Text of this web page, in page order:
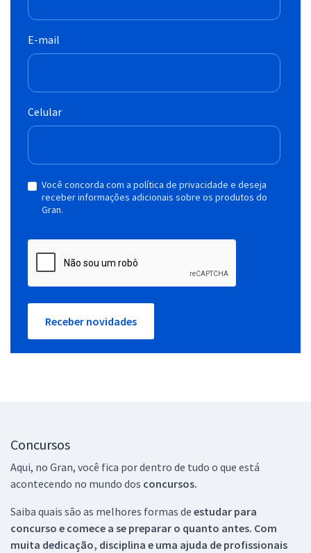
E-mail
Celular
Você concorda com a política de privacidade e deseja
receber informações adicionais sobre os produtos do
Gran.
Receber novidades
Concursos
Aqui, no Gran, você fica por dentro de tudo o que está
acontecendo no mundo dos concursos.
Saiba quais são as melhores formas de estudar para
concurso e comece a se preparar o quanto antes. Com
muita dedicação, disciplina e uma ajuda de profissionais